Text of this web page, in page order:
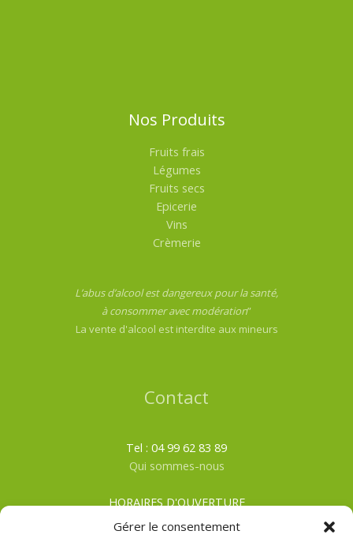
Gérer le consentement
Nos Produits
Fruits frais
Légumes
Fruits secs
Epicerie
Vins
Crèmerie
L’abus d’alcool est dangereux pour la santé,
à consommer avec modération”
La vente d'alcool est interdite aux mineurs
Contact
Tel : 04 99 62 83 89
Qui sommes-nous
HORAIRES D'OUVERTURE
Du lundi au samedi